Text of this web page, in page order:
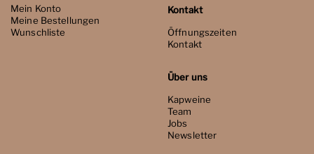
Mein Konto
Meine Bestellungen
Wunschliste
Kontakt
Öffnungszeiten
Kontakt
Über uns
Kapweine
Team
Jobs
Newsletter